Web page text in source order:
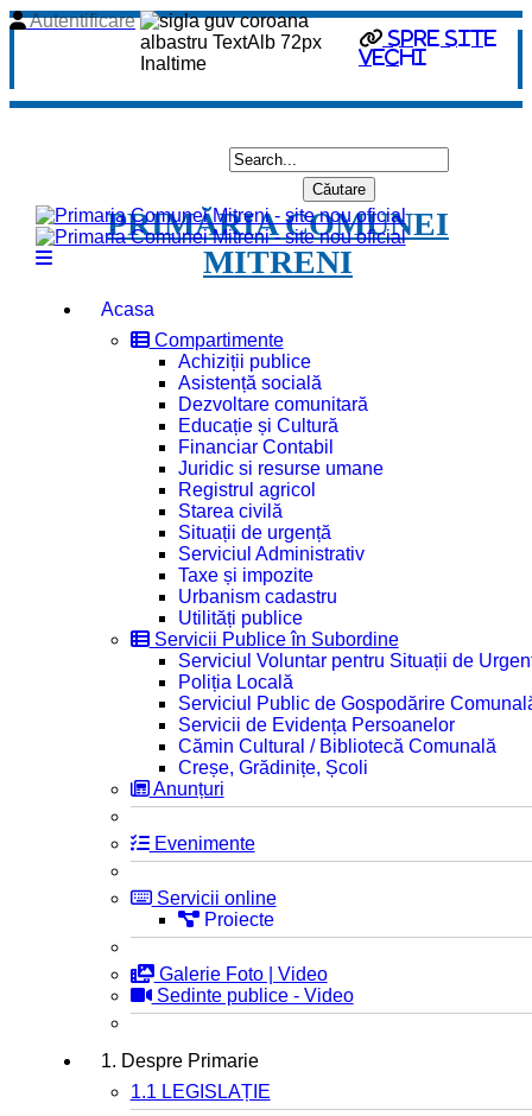
spre site
vechi
Autentificare
PRIMĂRIA COMUNEI
MITRENI
Acasa
Compartimente
Achiziții publice
Asistență socială
Dezvoltare comunitară
Educație și Cultură
Financiar Contabil
Juridic si resurse umane
Registrul agricol
Starea civilă
Situații de urgență
Serviciul Administrativ
Taxe și impozite
Urbanism cadastru
Utilități publice
Servicii Publice în Subordine
Serviciul Voluntar pentru Situații de
Poliția Locală
Serviciul Public de Gospodărire
Servicii de Evidența Persoanelor
Cămin Cultural / Bibliotecă Comunală
Creșe, Grădinițe, Școli
Anunțuri
Evenimente
Servicii online
Proiecte
Galerie Foto | Video
Sedinte publice - Video
1. Despre Primarie
1.1 LEGISLAȚIE